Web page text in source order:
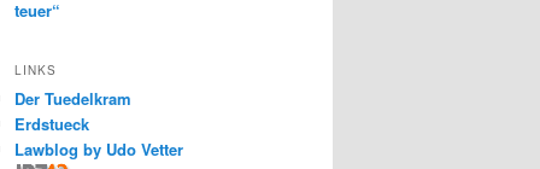
teuer“
LINKS
Der Tuedelkram
Erdstueck
Lawblog by Udo Vetter